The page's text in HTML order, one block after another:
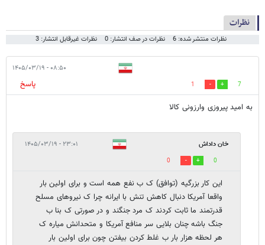
نظرات
نظرات منتشر شده: 6 نظرات در صف انتشار: 0 نظرات غیرقابل انتشار: 3
۰۸:۵۰ - ۱۴۰۵/۰۳/۱۹
7
1
پاسخ
به امید پیروزی وارزونی کالا
خان داداش ۲۳:۰۱ - ۱۴۰۵/۰۳/۱۹
0
0
این کار بزرگیه (توافق) ک ب نفع همه است و برای اولین بار
واقعا آمریکا دنبال کاهش تنش با ایرانه چرا ک نیروهای مسلح
قدرتمند ما ثابت کردند ک مرد جنگند و در صورتی ک بنا ب
جنگ باشه چنان بلایی سر منافع آمریکا و متحدانش میاره ک
هر لحظه هزار بار ب غلط کردن بیفتن چون برای اولین بار